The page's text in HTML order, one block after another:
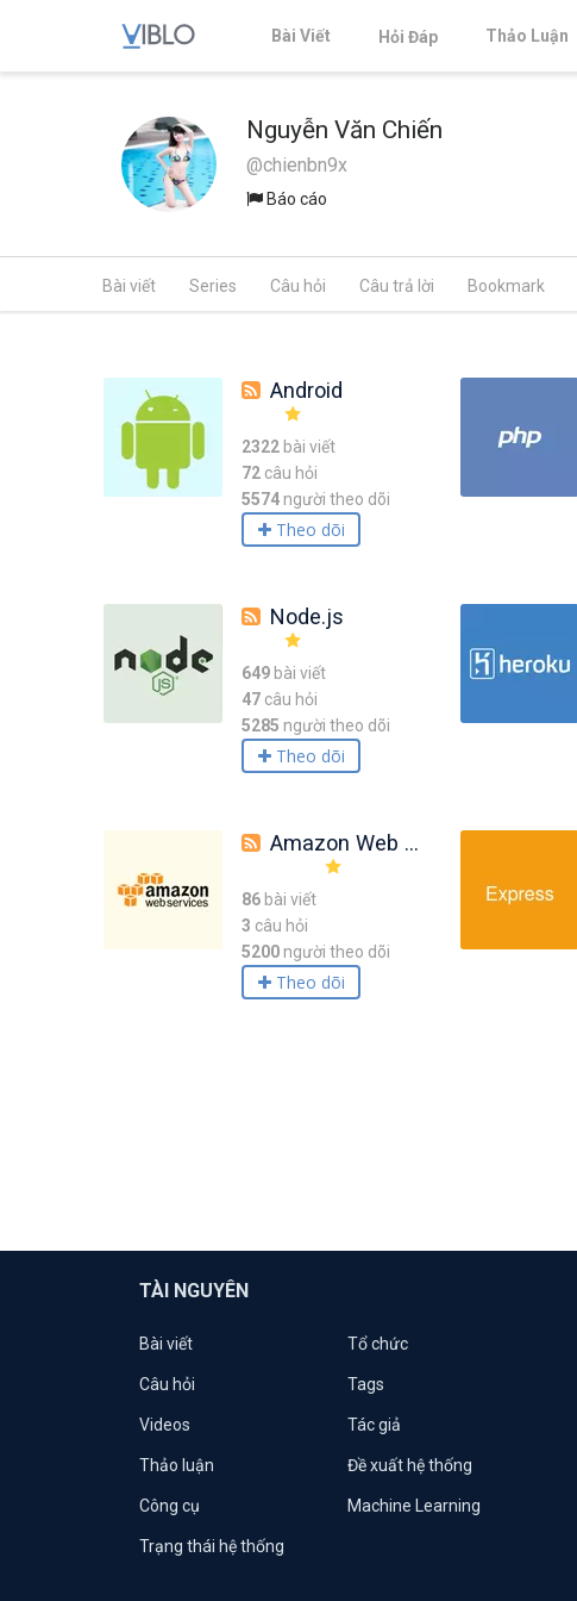
Bài Viết Hỏi Đáp Thảo Luận
Nguyễn Văn Chiến
@chienbn9x
Báo cáo
Bài viết Series Câu hỏi Câu trả lời Bookmark
Android
2322 bài viết
72 câu hỏi
5574 người theo dõi
Theo dõi
Node.js
649 bài viết
47 câu hỏi
5285 người theo dõi
Theo dõi
Amazon Web Services (AWS)
86 bài viết
3 câu hỏi
5200 người theo dõi
Theo dõi
TÀI NGUYÊN
Bài viết Tổ chức
Câu hỏi Tags
Videos Tác giả
Thảo luận Đề xuất hệ thống
Công cụ Machine Learning
Trạng thái hệ thống